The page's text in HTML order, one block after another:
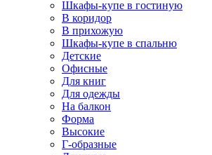
Шкафы-купе в гостиную
В коридор
В прихожую
Шкафы-купе в спальню
Детские
Офисные
Для книг
Для одежды
На балкон
Форма
Высокие
Г-образные